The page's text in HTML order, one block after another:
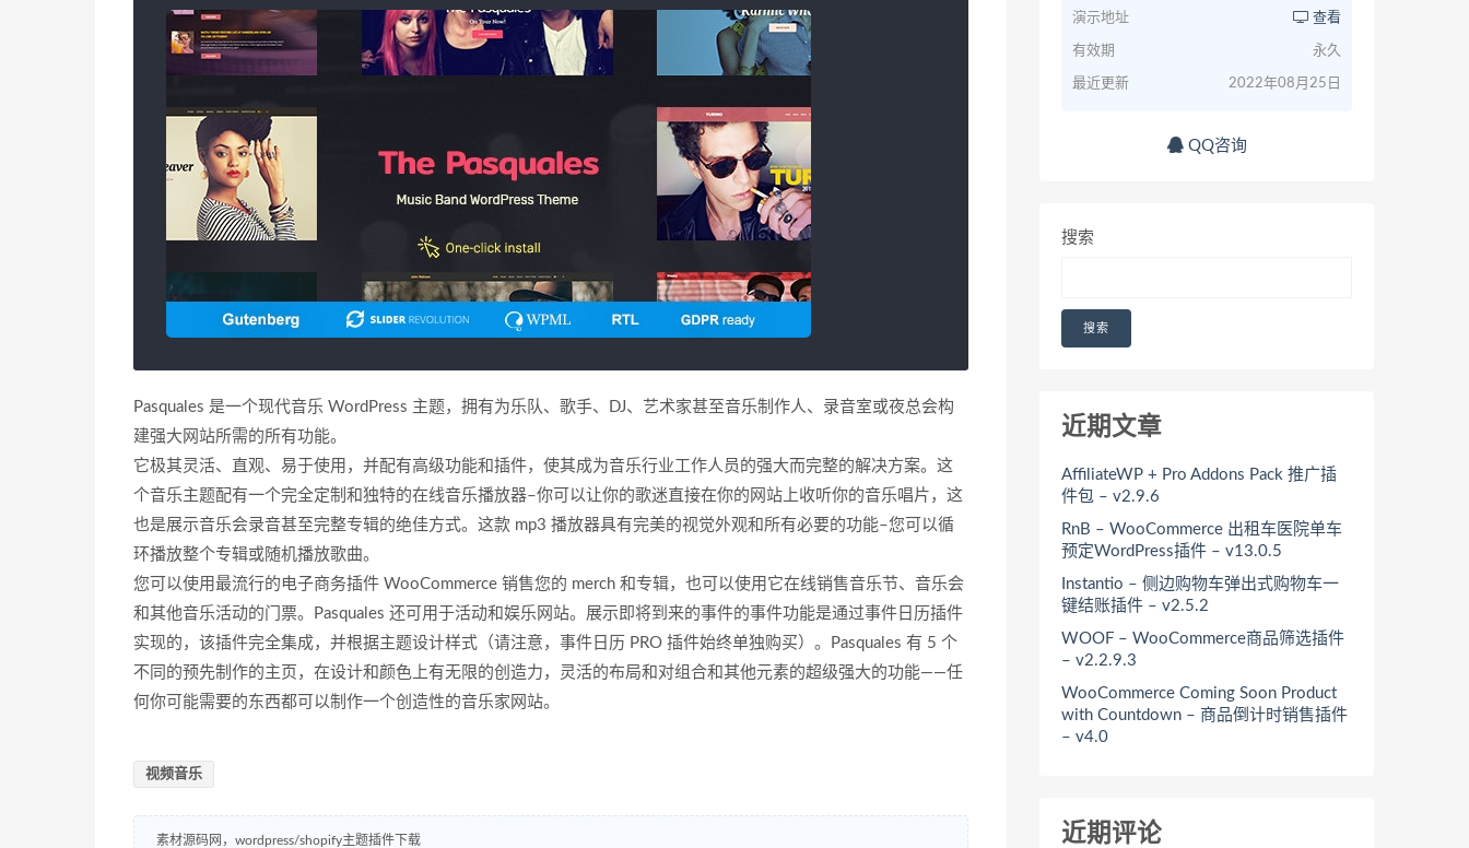
Pasquales 是一个现代音乐 WordPress 主题，拥有为乐队、歌手、DJ、艺术家甚至音乐制作人、录音室或夜总会构
建强大网站所需的所有功能。
它极其灵活、直观、易于使用，并配有高级功能和插件，使其成为音乐行业工作人员的强大而完整的解决方案。这
个音乐主题配有一个完全定制和独特的在线音乐播放器–你可以让你的歌迷直接在你的网站上收听你的音乐唱片，这
也是展示音乐会录音甚至完整专辑的绝佳方式。这款 mp3 播放器具有完美的视觉外观和所有必要的功能–您可以循
环播放整个专辑或随机播放歌曲。
您可以使用最流行的电子商务插件 WooCommerce 销售您的 merch 和专辑，也可以使用它在线销售音乐节、音乐会
和其他音乐活动的门票。Pasquales 还可用于活动和娱乐网站。展示即将到来的事件的事件功能是通过事件日历插件
实现的，该插件完全集成，并根据主题设计样式（请注意，事件日历 PRO 插件始终单独购买）。Pasquales 有 5 个
不同的预先制作的主页，在设计和颜色上有无限的创造力，灵活的布局和对组合和其他元素的超级强大的功能——任
何你可能需要的东西都可以制作一个创造性的音乐家网站。
视频音乐
素材源码网，wordpress/shopify主题插件下载
演示地址 查看
有效期 永久
最近更新 2022年08月25日
QQ咨询
搜索
搜索
近期文章
AffiliateWP + Pro Addons Pack 推广插
件包 – v2.9.6
RnB – WooCommerce 出租车医院单车
预定WordPress插件 – v13.0.5
Instantio – 侧边购物车弹出式购物车一
键结账插件 – v2.5.2
WOOF – WooCommerce商品筛选插件
– v2.2.9.3
WooCommerce Coming Soon Product
with Countdown – 商品倒计时销售插件
– v4.0
近期评论